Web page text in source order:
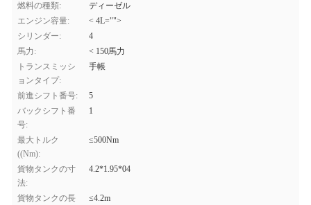
燃料の種類:
ディーゼル
エンジン容量:
< 4L="">
シリンダー:
4
馬力:
< 150馬力
トランスミッシ
ョンタイプ:
手帳
前進シフト番号:
5
バックシフト番
号:
1
最大トルク
((Nm):
≤500Nm
貨物タンクの寸
法:
4.2*1.95*04
貨物タンクの長
≤4.2m